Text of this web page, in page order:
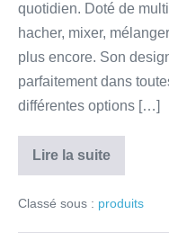
quotidien. Doté de
hacher, mixer,
plus encore. Son
parfaitement dans
différentes options […]
Lire la suite
Classé sous : produits